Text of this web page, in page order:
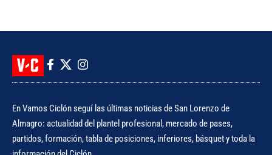
En Vamos Ciclón seguí las últimas noticias de San Lorenzo de
Almagro: actualidad del plantel profesional, mercado de pases,
partidos, formación, tabla de posiciones, inferiores, básquet y toda la